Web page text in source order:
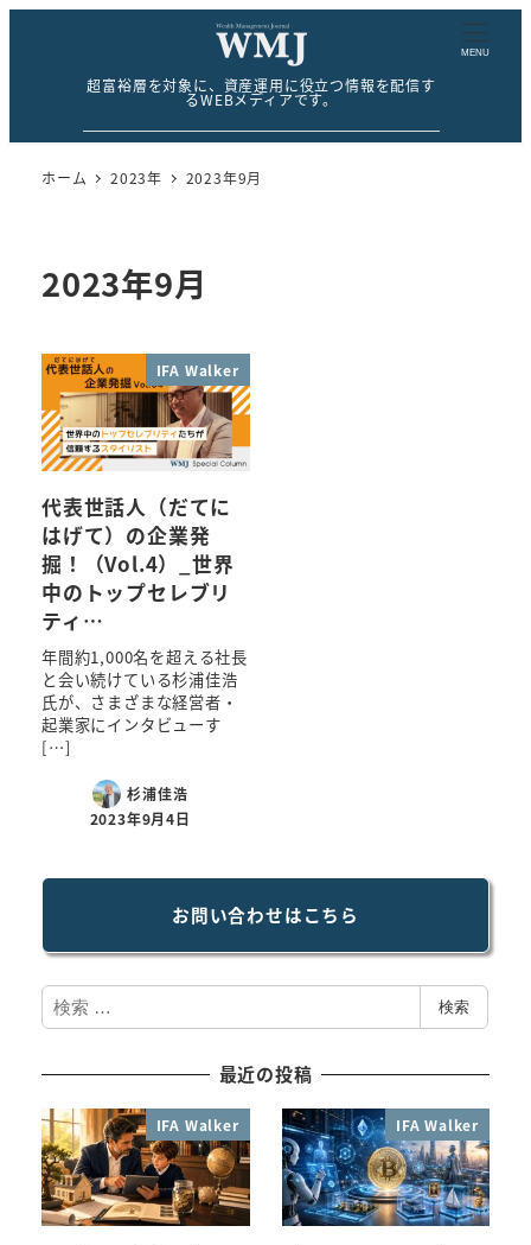
超富裕層を対象に、資産運用に役立つ情報を配信す
るWEBメディアです。
MENU
ホーム 2023年 2023年9月
2023年9月
IFA Walker
代表世話人（だてに
はげて）の企業発
掘！（Vol.4）_世界
中のトップセレブリ
ティ…
年間約1,000名を超える社長
と会い続けている杉浦佳浩
氏が、さまざまな経営者・
起業家にインタビューす
[…]
杉浦佳浩
2023年9月4日
お問い合わせはこちら
検
索
検索
最近の投稿
IFA Walker IFA Walker